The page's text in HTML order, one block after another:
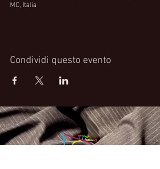
MC, Italia
Condividi questo evento